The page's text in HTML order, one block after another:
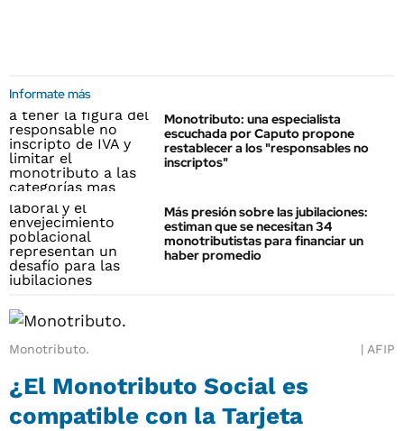
Informate más
Monotributo: una especialista
escuchada por Caputo propone
restablecer a los "responsables no
inscriptos"
Más presión sobre las jubilaciones:
estiman que se necesitan 34
monotributistas para financiar un
haber promedio
Monotributo. AFIP
¿El Monotributo Social es
compatible con la Tarjeta